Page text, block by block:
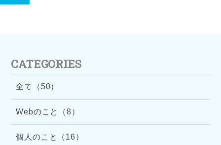
CATEGORIES
全て（50）
Webのこと（8）
個人のこと（16）